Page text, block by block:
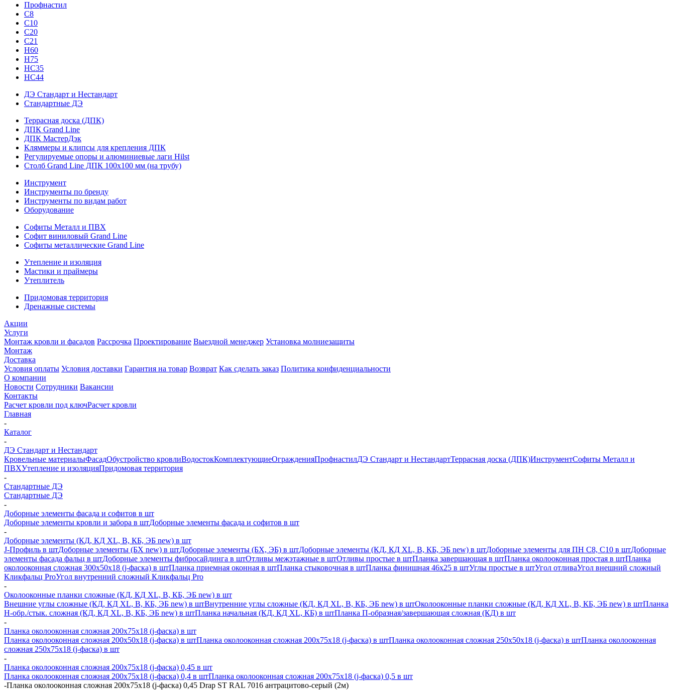
Профнастил
С8
С10
С20
С21
H60
H75
HС35
НС44
ДЭ Стандарт и Нестандарт
Стандартные ДЭ
Террасная доска (ДПК)
ДПК Grand Line
ДПК МастерДэк
Кляммеры и клипсы для крепления ДПК
Регулируемые опоры и алюминиевые лаги Hilst
Столб Grand Line ДПК 100х100 мм (на трубу)
Инструмент
Инструменты по бренду
Инструменты по видам работ
Оборудование
Софиты Металл и ПВХ
Софит виниловый Grand Line
Софиты металлические Grand Line
Утепление и изоляция
Мастики и праймеры
Утеплитель
Придомовая территория
Дренажные системы
Акции
Услуги
Монтаж кровли и фасадов Рассрочка Проектирование Выездной менеджер Установка молниезащиты
Монтаж
Доставка
Условия оплаты Условия доставки Гарантия на товар Возврат Как сделать заказ Политика конфиденциальности
О компании
Новости Сотрудники Вакансии
Контакты
Расчет кровли под ключРасчет кровли
Главная
-
Каталог
-
ДЭ Стандарт и Нестандарт
Кровельные материалыФасадОбустройство кровлиВодостокКомплектующиеОгражденияПрофнастилДЭ Стандарт и НестандартТеррасная доска (ДПК)ИнструментСофиты Металл и
ПВХУтепление и изоляцияПридомовая территория
-
Стандартные ДЭ
Стандартные ДЭ
-
Доборные элементы фасада и софитов в шт
Доборные элементы кровли и забора в штДоборные элементы фасада и софитов в шт
-
Доборные элементы (КД, КД XL, В, КБ, ЭБ new) в шт
J-Профиль в штДоборные элементы (БХ new) в штДоборные элементы (БХ, ЭБ) в штДоборные элементы (КД, КД XL, В, КБ, ЭБ new) в штДоборные элементы для ПН С8, С10 в штДоборные
элементы фасада фальц в штДоборные элементы фибросайдинга в штОтливы межэтажные в штОтливы простые в штПланка завершающая в штПланка околооконная простая в штПланка
околооконная сложная 300х50х18 (j-фаска) в штПланка приемная оконная в штПланка стыковочная в штПланка финишная 46х25 в штУглы простые в штУгол отливаУгол внешний сложный
Кликфальц ProУгол внутренний сложный Кликфальц Pro
-
Околооконные планки сложные (КД, КД XL, В, КБ, ЭБ new) в шт
Внешние углы сложные (КД, КД XL, В, КБ, ЭБ new) в штВнутренние углы сложные (КД, КД XL, В, КБ, ЭБ new) в штОколооконные планки сложные (КД, КД XL, В, КБ, ЭБ new) в штПланка
H-обр./стык. сложная (КД, КД XL, В, КБ, ЭБ new) в штПланка начальная (КД, КД XL, КБ) в штПланка П-образная/завершающая сложная (КД) в шт
-
Планка околооконная сложная 200х75х18 (j-фаска) в шт
Планка околооконная сложная 200х50х18 (j-фаска) в штПланка околооконная сложная 200х75х18 (j-фаска) в штПланка околооконная сложная 250х50х18 (j-фаска) в штПланка околооконная
сложная 250х75х18 (j-фаска) в шт
-
Планка околооконная сложная 200х75х18 (j-фаска) 0,45 в шт
Планка околооконная сложная 200х75х18 (j-фаска) 0,4 в штПланка околооконная сложная 200х75х18 (j-фаска) 0,5 в шт
-Планка околооконная сложная 200х75х18 (j-фаска) 0,45 Drap ST RAL 7016 антрацитово-серый (2м)